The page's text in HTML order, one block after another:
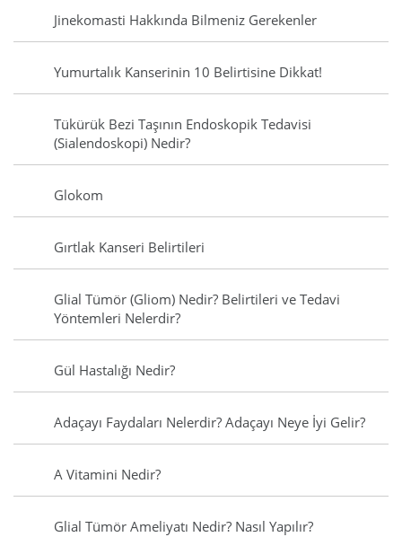
Jinekomasti Hakkında Bilmeniz Gerekenler
Yumurtalık Kanserinin 10 Belirtisine Dikkat!
Tükürük Bezi Taşının Endoskopik Tedavisi
(Sialendoskopi) Nedir?
Glokom
Gırtlak Kanseri Belirtileri
Glial Tümör (Gliom) Nedir? Belirtileri ve Tedavi
Yöntemleri Nelerdir?
Gül Hastalığı Nedir?
Adaçayı Faydaları Nelerdir? Adaçayı Neye İyi Gelir?
A Vitamini Nedir?
Glial Tümör Ameliyatı Nedir? Nasıl Yapılır?